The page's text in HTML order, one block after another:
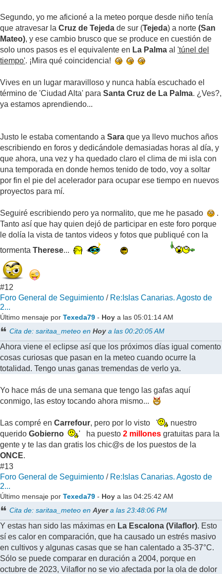
Segundo, yo me aficioné a la meteo porque desde niño tenía
que atravesar la Cruz de Tejeda de sur (Tejeda) a norte (San
Mateo), y ese cambio brusco que se produce en cuestión de
solo unos pasos es el equivalente en La Palma al 'túnel del
tiempo'. ¡Mira qué coincidencia!
Vives en un lugar maravilloso y nunca había escuchado el
término de 'Ciudad Alta' para Santa Cruz de La Palma. ¿Ves?,
ya estamos aprendiendo...
Justo le estaba comentando a Sara que ya llevo muchos años
escribiendo en foros y dedicándole demasiadas horas al día, y
que ahora, una vez y ha quedado claro el clima de mi isla con
una temporada en donde hemos tenido de todo, voy a soltar
por fin el pie del acelerador para ocupar ese tiempo en nuevos
proyectos para mí.
Seguiré escribiendo pero ya normalito, que me he pasado
.
Tanto así que hay quien dejó de participar en este foro porque
le dolía la vista de tantos videos y fotos que publiqué con la
tormenta Therese...
#12
Foro General de Seguimiento / Re:Islas Canarias. Agosto de
2...
Último mensaje por Texeda79 - Hoy a las 05:01:14 AM
Cita de: saritaa_meteo enHoy a las 00:20:05 AM
Ahora viene el eclipse así que los próximos días igual comento
cosas curiosas que pasan en la meteo cuando ocurre la
totalidad. Tengo unas ganas tremendas de verlo ya.
Yo hace más de una semana que tengo las gafas aquí
conmigo, las estoy tocando ahora mismo...
Las compré en Carrefour, pero por lo visto '
nuestro
querido Gobierno ' ha puesto 2 millones gratuitas para la
gente y te las dan gratis los chic@s de los puestos de la
ONCE.
#13
Foro General de Seguimiento / Re:Islas Canarias. Agosto de
2...
Último mensaje por Texeda79 - Hoy a las 04:25:42 AM
Cita de: saritaa_meteo enAyera las 23:48:06 PM
Y estas han sido las máximas en La Escalona (Vilaflor). Esto
sí es calor en comparación, que ha causado un estrés masivo
en cultivos y algunas casas que se han calentado a 35-37°C.
Sólo se puede comparar en duración a 2004, porque en
octubre de 2023, Vilaflor no se vio afectada por la ola de dolor